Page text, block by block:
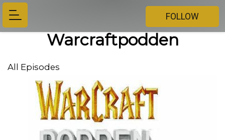
FOLLOW
Warcraftpodden
All Episodes